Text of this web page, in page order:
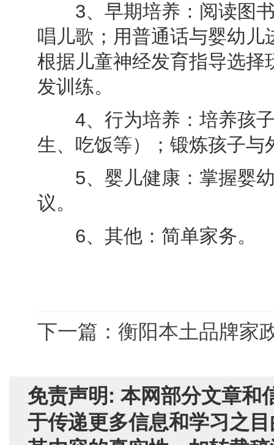
3、早期培养：阅读图书
唱儿歌；用普通话与婴幼
根据儿童神经发育指导选
发训练。
4、行为培养：培养孩子
生、吃饭等）；锻炼孩子与
5、婴儿健康：掌握婴幼
议。
6、其他：简单家务。
下一篇：衡阳本土品牌家
免责声明: 本网部分文章和
于传递更多信息和学习之